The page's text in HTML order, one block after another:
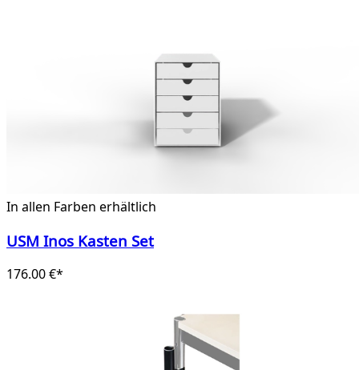
In allen Farben erhältlich
USM Inos Kasten Set
176.00 €*